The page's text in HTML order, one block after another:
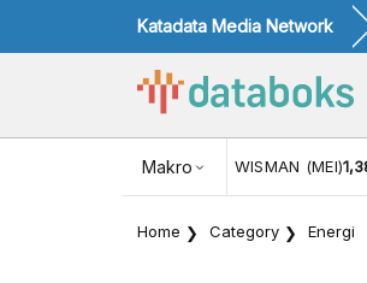
Katadata Media Network
Makro
NILAI TUKAR USD/IDR17.916
Home Category Energi